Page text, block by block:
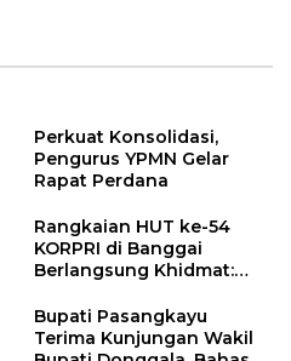
Perkuat Konsolidasi,
Pengurus YPMN Gelar
Rapat Perdana
Rangkaian HUT ke-54
KORPRI di Banggai
Berlangsung Khidmat:
hingga Ramah Tamah
Bupati Pasangkayu
Terima Kunjungan Wakil